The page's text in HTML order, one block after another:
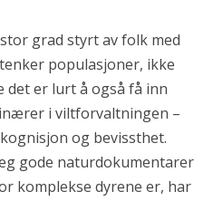
grad styrt av folk med
populasjoner, ikke
det er lurt å også få inn
i viltforvaltningen –
og bevissthet.
gode naturdokumentarer
komplekse dyrene er, har